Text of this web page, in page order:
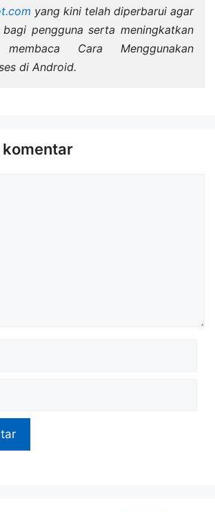
yang kini telah diperbarui agar
pengguna serta meningkatkan
membaca Cara Menggunakan
di Android.